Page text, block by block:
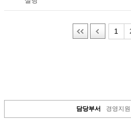
1
담당부서 경영지